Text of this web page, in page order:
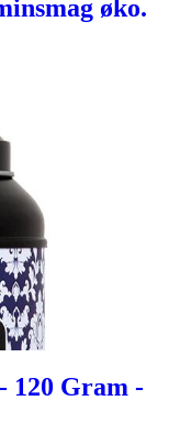
øko.
120 Gram -